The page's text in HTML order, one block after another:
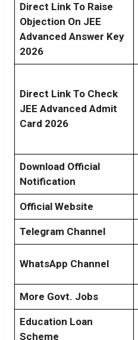
Direct Link To Raise
Objection On JEE
Advanced Answer Key
2026
Direct Link To Check
JEE Advanced Admit
Card 2026
Download Official
Notification
Official Website
Telegram Channel
WhatsApp Channel
More Govt. Jobs
Education Loan
Scheme